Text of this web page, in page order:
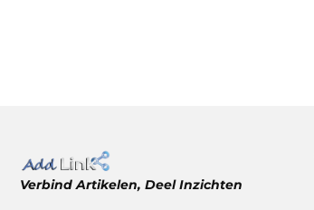
Verbind Artikelen, Deel Inzichten